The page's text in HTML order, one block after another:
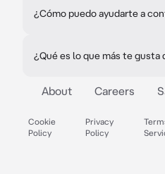
¿Cómo puedo ayudarte a
¿Qué es lo que más te gusta
About Careers
Cookie
Policy
Privacy
Policy